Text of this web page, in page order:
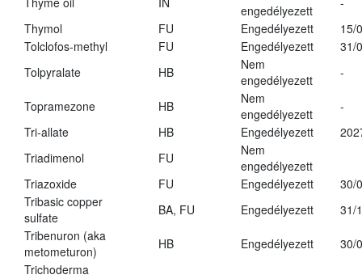
engedélyezett
Thymol
FU Engedélyezett
15/
Tolclofos-methyl
FU Engedélyezett
31/
Tolpyralate
HB
Nem
engedélyezett
-
Topramezone HB
Nem
engedélyezett
-
Tri-allate
HB Engedélyezett
Triadimenol
FU
Nem
engedélyezett
Triazoxide
FU Engedélyezett
30/
Tribasic copper
sulfate
BA, FU Engedélyezett
31/
Tribenuron (aka
metometuron)
HB Engedélyezett
30/
Trichoderma